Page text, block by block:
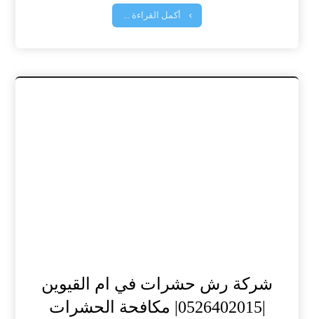
أكمل القراءة ...
شركة رش حشرات في ام القيوين
|0526402015| مكافحة الحشرات